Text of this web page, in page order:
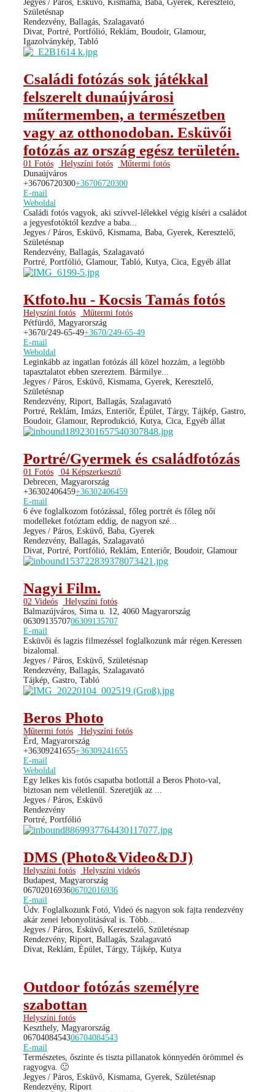
Jegyes / Páros, Esküvő, Kismama, Baba, Gyerek, Keresztelő,
Születésnap
Rendezvény, Ballagás, Szalagavató
Divat, Portré, Portfólió, Reklám, Boudoir, Glamour,
Igazolványkép, Tabló
Családi fotózás sok játékkal
felszerelt dunaújvárosi
műtermemben, a természetben
vagy az otthonodoban. Esküvői
fotózás az ország egész területén.
01 Fotós Helyszíni fotós
Műtermi fotós
Dunaújváros
+36706720300+36706720300
E-mail
Weboldal
Családi fotós vagyok, aki szívvel-lélekkel végig kíséri a családot
a jegyesfotóktól kezdve a baba...
Jegyes / Páros, Esküvő, Kismama, Baba, Gyerek, Keresztelő,
Születésnap
Rendezvény, Ballagás, Szalagavató
Portré, Portfólió, Glamour, Tabló, Kutya, Cica, Egyéb állat
Ktfoto.hu - Kocsis Tamás fotós
Helyszíni fotós
Műtermi fotós
Pétfürdő, Magyarország
+3670/249-65-49+3670/249-65-49
E-mail
Weboldal
Leginkább az ingatlan fotózás áll közel hozzám, a legtöbb
tapasztalatot ebben szereztem. Bármilye...
Jegyes / Páros, Esküvő, Kismama, Gyerek, Keresztelő,
Születésnap
Rendezvény, Riport, Ballagás, Szalagavató
Portré, Reklám, Imázs, Enteriőr, Épület, Tárgy, Tájkép, Gastro,
Boudoir, Glamour, Reprodukció, Kutya, Cica, Egyéb állat
Portré/Gyermek és családfotózás
01 Fotós
04 Képszerkesztő
Debrecen, Magyarország
+36302406459+36302406459
E-mail
6 éve foglalkozom fotózással, főleg portrét és főleg női
modelleket fotóztam eddig, de nagyon szé...
Jegyes / Páros, Esküvő, Baba, Gyerek
Rendezvény, Ballagás, Szalagavató
Divat, Portré, Portfólió, Reklám, Enteriőr, Boudoir, Glamour
Nagyi Film.
02 Videós
Helyszíni fotós
Balmazújváros, Sima u. 12, 4060 Magyarország
0630913570706309135707
E-mail
Esküvői és lagzis filmezéssel foglalkozunk már régen.Keressen
bizalomal.
Jegyes / Páros, Esküvő, Születésnap
Rendezvény, Ballagás, Szalagavató
Tájkép, Gastro, Tabló
Beros Photo
Műtermi fotós
Helyszíni fotós
Érd, Magyarország
+36309241655+36309241655
E-mail
Weboldal
Egy lelkes kis fotós csapatba botlottál a Beros Photo-val,
biztosan nem véletlenül. Szeretjük az ...
Jegyes / Páros, Esküvő
Rendezvény
Portré, Portfólió
DMS (Photo&Video&DJ)
Helyszíni fotós
Helyszíni videós
Budapest, Magyarország
0670201693606702016936
E-mail
Üdv. Foglalkozunk Fotó, Videó és nagyon sok fajta rendezvény
akár zenei lebonyolitásával is. Több...
Jegyes / Páros, Esküvő, Keresztelő, Születésnap
Rendezvény, Riport, Ballagás, Szalagavató
Divat, Reklám, Épület, Tárgy, Tájkép, Kutya
Outdoor fotózás személyre
szabottan
Helyszíni fotós
Keszthely, Magyarország
0670408454306704084543
E-mail
Természetes, őszinte és tiszta pillanatok könnyedén örömmel és
ragyogva. 🙂
Jegyes / Páros, Esküvő, Kismama, Gyerek, Születésnap
Rendezvény, Riport